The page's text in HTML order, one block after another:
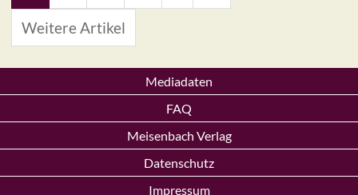
Weitere Artikel
Mediadaten
FAQ
Meisenbach Verlag
Datenschutz
Impressum